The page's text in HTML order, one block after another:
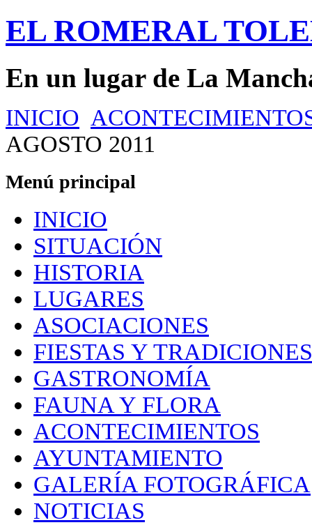
EL ROMERAL
En un lugar de La
INICIO
AGOSTO 2011
Menú principal
INICIO
SITUACIÓN
HISTORIA
LUGARES
ASOCIACIONES
FIESTAS Y TRADICIONES
GASTRONOMÍA
FAUNA Y FLORA
ACONTECIMIENTOS
AYUNTAMIENTO
GALERÍA FOTOGRÁFICA
NOTICIAS